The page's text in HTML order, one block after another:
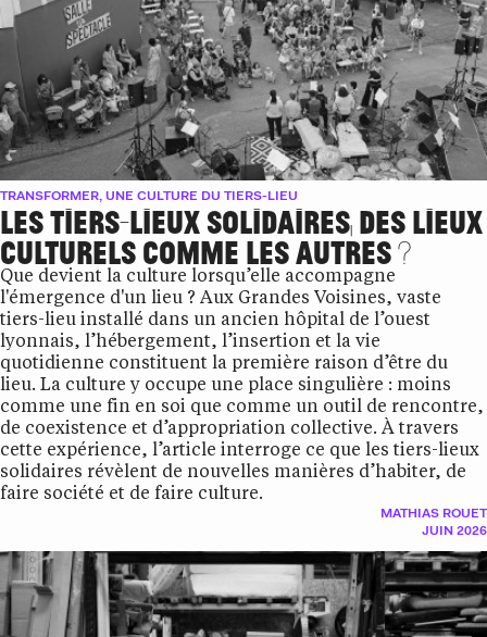
TRANSFORMER, UNE CULTURE DU TIERS-LIEU
LES TIERS-LIEUX SOLIDAIRES, DES LIEUX
CULTURELS COMME LES AUTRES ?
Que devient la culture lorsqu’elle accompagne
l'émergence d'un lieu ? Aux Grandes Voisines, vaste
tiers-lieu installé dans un ancien hôpital de l’ouest
lyonnais, l’hébergement, l’insertion et la vie
quotidienne constituent la première raison d’être du
lieu. La culture y occupe une place singulière : moins
comme une fin en soi que comme un outil de rencontre,
de coexistence et d’appropriation collective. À travers
cette expérience, l’article interroge ce que les tiers-lieux
solidaires révèlent de nouvelles manières d’habiter, de
faire société et de faire culture.
MATHIAS ROUET
JUIN 2026